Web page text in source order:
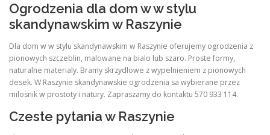
Ogrodzenia dla dom w w stylu
skandynawskim w Raszynie
Dla dom w w stylu skandynawskim w Raszynie oferujemy ogrodzenia z
pionowych szczeblin, malowane na bialo lub szaro. Proste formy,
naturalne materialy. Bramy skrzydlowe z wypelnieniem z pionowych
desek. W Raszynie skandynawskie ogrodzenia sa wybierane przez
milosnik w prostoty i natury. Zapraszamy do kontaktu 570 933 114.
Czeste pytania w Raszynie